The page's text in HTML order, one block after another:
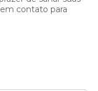
contato para